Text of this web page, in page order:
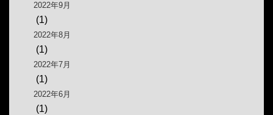
2022年9月
(1)
2022年8月
(1)
2022年7月
(1)
2022年6月
(1)